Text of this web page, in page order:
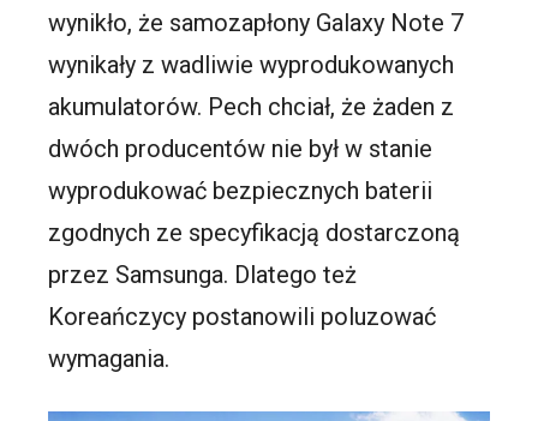
wynikło, że samozapłony Galaxy Note 7
wynikały z wadliwie wyprodukowanych
akumulatorów. Pech chciał, że żaden z
dwóch producentów nie był w stanie
wyprodukować bezpiecznych baterii
zgodnych ze specyfikacją dostarczoną
przez Samsunga. Dlatego też
Koreańczycy postanowili poluzować
wymagania.